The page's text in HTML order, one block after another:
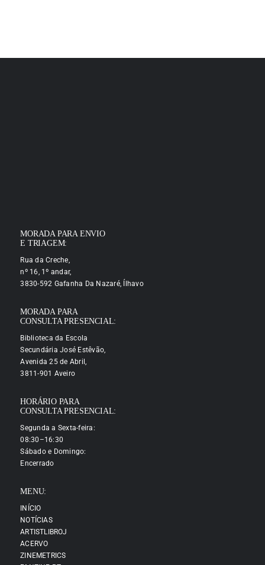
MORADA PARA ENVIO
E TRIAGEM:
Rua da Creche,
nº 16, 1º andar,
3830-592 Gafanha Da Nazaré, Ílhavo
MORADA PARA
CONSULTA PRESENCIAL:
Biblioteca da Escola
Secundária José Estêvão,
Avenida 25 de Abril,
3811-901 Aveiro
HORÁRIO PARA
CONSULTA PRESENCIAL:
Segunda a Sexta-feira:
08:30–16:30
Sábado e Domingo:
Encerrado
MENU:
INÍCIO
NOTÍCIAS
ARTISTLIBROJ
ACERVO
ZINEMETRICS